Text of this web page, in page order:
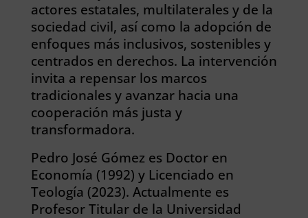
actores estatales, multilaterales y de la
sociedad civil, así como la adopción de
enfoques más inclusivos, sostenibles y
centrados en derechos. La intervención
invita a repensar los marcos
tradicionales y avanzar hacia una
cooperación más justa y
transformadora.
Pedro José Gómez es Doctor en
Economía (1992) y Licenciado en
Teología (2023). Actualmente es
Profesor Titular de la Universidad